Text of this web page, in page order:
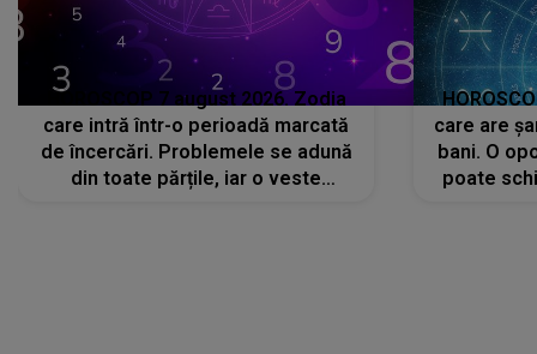
HOROSCOP 7 august 2026. Zodia
care intră într-o perioadă marcată
de încercări. Problemele se adună
din toate părțile, iar o veste
care are
bani. O
poate